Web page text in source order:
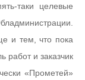
таки целевые
и тем, что пока
работ и заказчик
«Прометей»